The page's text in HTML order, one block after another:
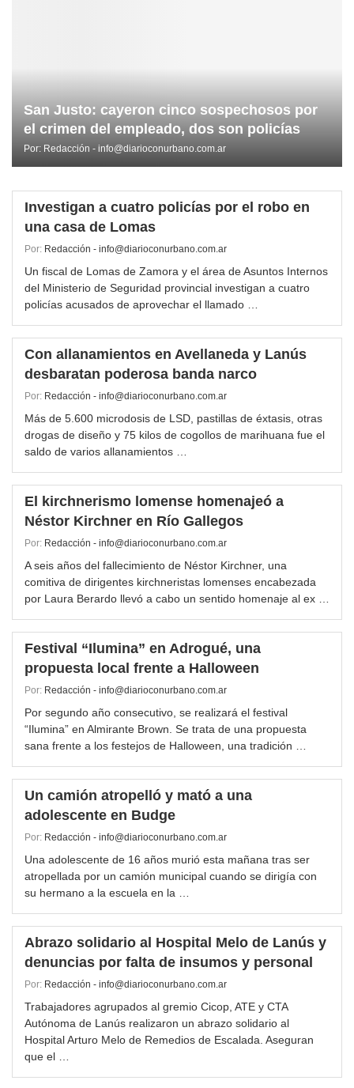
San Justo: cayeron cinco sospechosos por
el crimen del empleado, dos son policías
Por: Redacción - info@diarioconurbano.com.ar
Investigan a cuatro policías por el robo en
una casa de Lomas
Por: Redacción - info@diarioconurbano.com.ar
Un fiscal de Lomas de Zamora y el área de Asuntos Internos
del Ministerio de Seguridad provincial investigan a cuatro
policías acusados de aprovechar el llamado …
Con allanamientos en Avellaneda y Lanús
desbaratan poderosa banda narco
Por: Redacción - info@diarioconurbano.com.ar
Más de 5.600 microdosis de LSD, pastillas de éxtasis, otras
drogas de diseño y 75 kilos de cogollos de marihuana fue el
saldo de varios allanamientos …
El kirchnerismo lomense homenajeó a
Néstor Kirchner en Río Gallegos
Por: Redacción - info@diarioconurbano.com.ar
A seis años del fallecimiento de Néstor Kirchner, una
comitiva de dirigentes kirchneristas lomenses encabezada
por Laura Berardo llevó a cabo un sentido homenaje al ex …
Festival “Ilumina” en Adrogué, una
propuesta local frente a Halloween
Por: Redacción - info@diarioconurbano.com.ar
Por segundo año consecutivo, se realizará el festival
“Ilumina” en Almirante Brown. Se trata de una propuesta
sana frente a los festejos de Halloween, una tradición …
Un camión atropelló y mató a una
adolescente en Budge
Por: Redacción - info@diarioconurbano.com.ar
Una adolescente de 16 años murió esta mañana tras ser
atropellada por un camión municipal cuando se dirigía con
su hermano a la escuela en la …
Abrazo solidario al Hospital Melo de Lanús y
denuncias por falta de insumos y personal
Por: Redacción - info@diarioconurbano.com.ar
Trabajadores agrupados al gremio Cicop, ATE y CTA
Autónoma de Lanús realizaron un abrazo solidario al
Hospital Arturo Melo de Remedios de Escalada. Aseguran
que el …